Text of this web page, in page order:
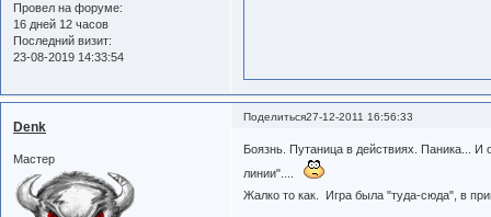
Провел на форуме:
16 дней 12 часов
Последний визит:
23-08-2019 14:33:54
Поделиться27-12-2011 16:56:33
Denk
Мастер
Боязнь. Путаница в действиях. Паника...
линии"....
Жалко то как. Игра была "туда-сюда", в